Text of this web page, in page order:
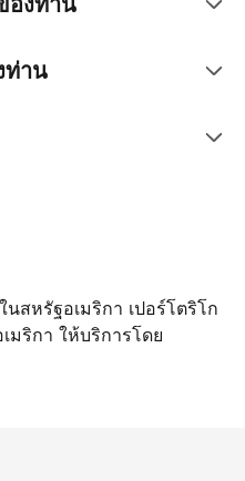
ท่าน
สหรัฐอเมริกา เปอร์โตริโก
มริกา ให้บริการโดย